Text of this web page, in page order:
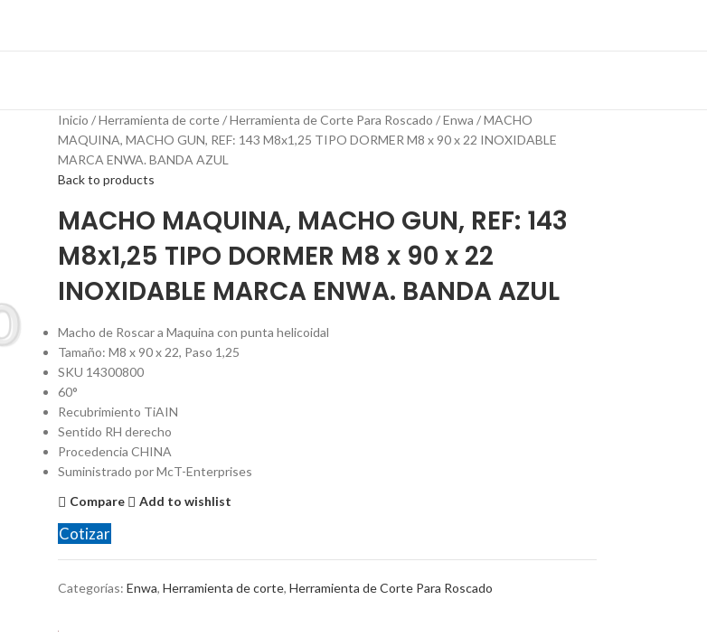
Inicio Herramienta de corte Herramienta de Corte Para Roscado Enwa
MACHO
MAQUINA, MACHO GUN, REF: 143 M8x1,25 TIPO DORMER M8 x 90 x 22 INOXIDABLE
MARCA ENWA. BANDA AZUL
Back to products
MACHO MAQUINA, MACHO GUN, REF: 143
M8x1,25 TIPO DORMER M8 x 90 x 22
INOXIDABLE MARCA ENWA. BANDA AZUL
Macho de Roscar a Maquina con punta helicoidal
Tamaño: M8 x 90 x 22, Paso 1,25
SKU 14300800
60°
Recubrimiento TiAIN
Sentido RH derecho
Procedencia CHINA
Suministrado por McT-Enterprises
Compare
Add to wishlist
Cotizar
Categorías: Enwa, Herramienta de corte, Herramienta de Corte Para Roscado